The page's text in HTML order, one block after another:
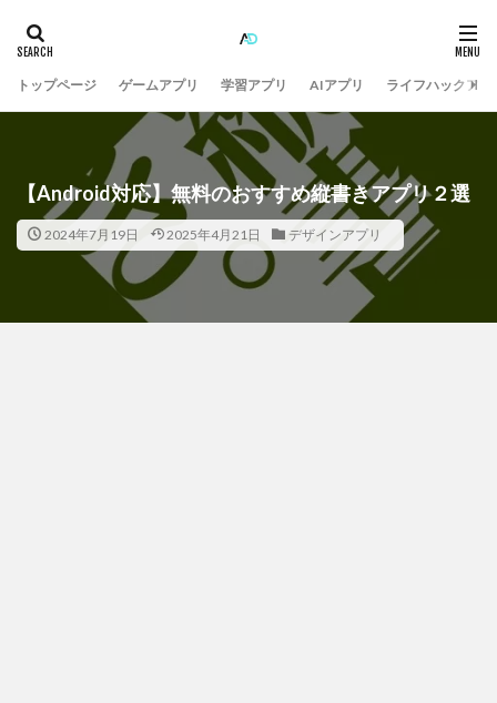
トップページ ゲームアプリ 学習アプリ AIアプリ ライフハックアプ
【Android対応】無料のおすすめ縦書きアプリ２選
2024年7月19日 2025年4月21日 デザインアプリ